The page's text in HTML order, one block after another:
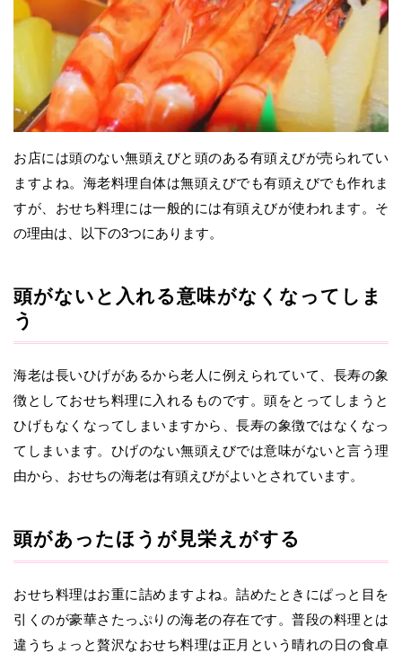
お店には頭のない無頭えびと頭のある有頭えびが売られてい
ますよね。海老料理自体は無頭えびでも有頭えびでも作れま
すが、おせち料理には一般的には有頭えびが使われます。そ
の理由は、以下の3つにあります。
頭がないと入れる意味がなくなってしま
う
海老は長いひげがあるから老人に例えられていて、長寿の象
徴としておせち料理に入れるものです。頭をとってしまうと
ひげもなくなってしまいますから、長寿の象徴ではなくなっ
てしまいます。ひげのない無頭えびでは意味がないと言う理
由から、おせちの海老は有頭えびがよいとされています。
頭があったほうが見栄えがする
おせち料理はお重に詰めますよね。詰めたときにぱっと目を
引くのが豪華さたっぷりの海老の存在です。普段の料理とは
違うちょっと贅沢なおせち料理は正月という晴れの日の食卓